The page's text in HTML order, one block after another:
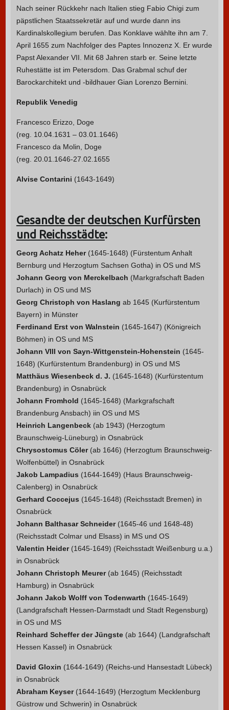
Nach seiner Rückkehr nach Italien stieg Fabio Chigi zum
päpstlichen Staatssekretär auf und wurde dann ins
Kardinalskollegium berufen. Das Konklave wählte ihn am 7.
April 1655 zum Nachfolger des Paptes Innozenz X. Er wurde
Papst Alexander VII. Mit 68 Jahren starb er. Seine letzte
Ruhestätte ist im Petersdom. Das Grabmal schuf der
Barockarchitekt und -bildhauer Gian Lorenzo Bernini.
Republik Venedig
Francesco Erizzo, Doge
(reg. 10.04.1631 – 03.01.1646)
Francesco da Molin, Doge
(reg. 20.01.1646-27.02.1655
Alvise Contarini (1643-1649)
Gesandte der deutschen Kurfürsten
und Reichsstädte:
Georg Achatz Heher(1645-1648) (Fürstentum Anhalt
Bernburg und Herzogtum Sachsen Gotha) in OS und MS
Johann Georg von Merckelbach (Markgrafschaft Baden
Durlach) in OS und MS
Georg Christoph von Haslang ab 1645 (Kurfürstentum
Bayern) in Münster
Ferdinand Erst von Walnstein (1645-1647) (Königreich
Böhmen) in OS und MS
Johann VIII von Sayn-Wittgenstein-Hohenstein (1645-
1648) (Kurfürstentum Brandenburg) in OS und MS
Matthäus Wiesenbeck d. J. (1645-1648) (Kurfürstentum
Brandenburg) in Osnabrück
Johann Fromhold (1645-1648) (Markgrafschaft
Brandenburg Ansbach) iin OS und MS
Heinrich Langenbeck(ab 1943) (Herzogtum
Braunschweig-Lüneburg) in Osnabrück
Chrysostomus Cöler(ab 1646) (Herzogtum Braunschweig-
Wolfenbüttel) in Osnabrück
Jakob Lampadius (1644-1649) (Haus Braunschweig-
Calenberg) in Osnabrück
Gerhard Coccejus (1645-1648) (Reichsstadt Bremen) in
Osnabrück
Johann Balthasar Schneider(1645-46 und 1648-48)
(Reichsstadt Colmar und Elsass) in MS und OS
Valentin Heider(1645-1649) (Reichsstadt Weißenburg u.a.)
in Osnabrück
Johann Christoph Meurer(ab 1645) (Reichsstadt
Hamburg) in Osnabrück
Johann Jakob Wolff von Todenwarth (1645-1649)
(Landgrafschaft Hessen-Darmstadt und Stadt Regensburg)
in OS und MS
Reinhard Scheffer der Jüngste(ab 1644) (Landgrafschaft
Hessen Kassel) in Osnabrück
David Gloxin (1644-1649) (Reichs-und Hansestadt Lübeck)
in Osnabrück
Abraham Keyser(1644-1649) (Herzogtum Mecklenburg
Güstrow und Schwerin) in Osnabrück